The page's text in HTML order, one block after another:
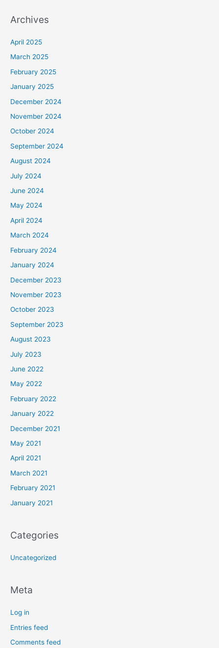
Archives
April 2025
March 2025
February 2025
January 2025
December 2024
November 2024
October 2024
September 2024
August 2024
July 2024
June 2024
May 2024
April 2024
March 2024
February 2024
January 2024
December 2023
November 2023
October 2023
September 2023
August 2023
July 2023
June 2022
May 2022
February 2022
January 2022
December 2021
May 2021
April 2021
March 2021
February 2021
January 2021
Categories
Uncategorized
Meta
Log in
Entries feed
Comments feed